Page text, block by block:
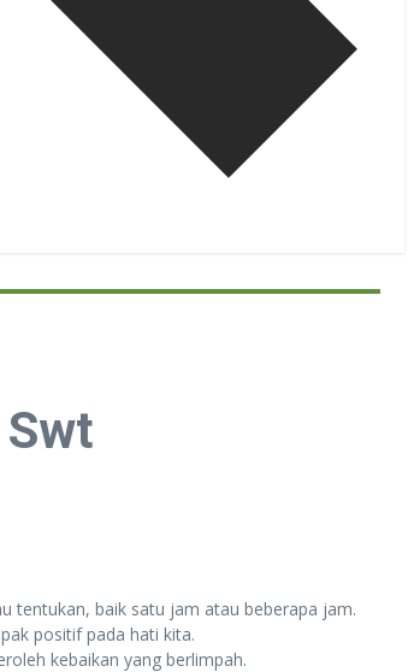
tentukan, baik satu jam atau beberapa jam.
positif pada hati kita.
kebaikan yang berlimpah.